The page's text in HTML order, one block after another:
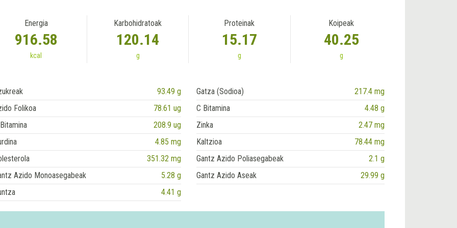
Energia
916.58
kcal
Karbohidratoak
120.14
g
Proteinak
15.17
g
Koipeak
40.25
g
93.49 g Gatza (Sodioa)
217.4 mg
Folikoa
78.61 ug C Bitamina
4.48 g
208.9 ug Zinka
2.47 mg
4.85 mg Kaltzioa
78.44 mg
351.32 mg Gantz Azido Poliasegabeak
2.1 g
Azido Monoasegabeak
5.28 g Gantz Azido Aseak
29.99 g
4.41 g